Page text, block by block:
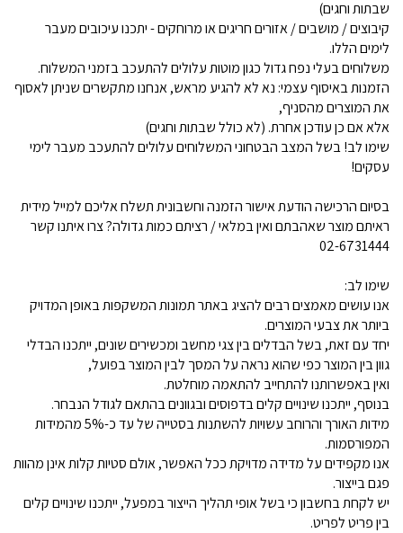
שבתות וחגים)
קיבוצים / מושבים / אזורים חריגים או מרוחקים - יתכנו עיכובים מעבר
לימים הללו.
משלוחים בעלי נפח גדול כגון מוטות עלולים להתעכב בזמני המשלוח.
הזמנות באיסוף עצמי: נא לא להגיע מראש, אנחנו מתקשרים שניתן לאסוף
את המוצרים מהסניף,
אלא אם כן עודכן אחרת. (לא כולל שבתות וחגים)
שימו לב! בשל המצב הבטחוני המשלוחים עלולים להתעכב מעבר לימי
עסקים!
בסיום הרכישה הודעת אישור הזמנה וחשבונית תשלח אליכם למייל מידית
ראיתם מוצר שאהבתם ואין במלאי / רציתם כמות גדולה? צרו איתנו קשר
02-6731444
שימו לב:
אנו עושים מאמצים רבים להציג באתר תמונות המשקפות באופן המדויק
ביותר את צבעי המוצרים.
יחד עם זאת, בשל הבדלים בין צגי מחשב ומכשירים שונים, ייתכנו הבדלי
גוון בין המוצר כפי שהוא נראה על המסך לבין המוצר בפועל,
ואין באפשרותנו להתחייב להתאמה מוחלטת.
בנוסף, ייתכנו שינויים קלים בדפוסים ובגוונים בהתאם לגודל הנבחר.
מידות האורך והרוחב עשויות להשתנות בסטייה של עד כ-5% מהמידות
המפורסמות.
אנו מקפידים על מדידה מדויקת ככל האפשר, אולם סטיות קלות אינן מהוות
פגם בייצור.
יש לקחת בחשבון כי בשל אופי תהליך הייצור במפעל, ייתכנו שינויים קלים
בין פריט לפריט.